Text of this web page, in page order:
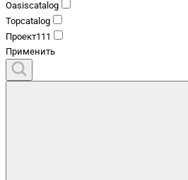
Oasiscatalog
Topcatalog
Проект111
Применить